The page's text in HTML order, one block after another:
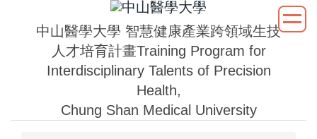
中山醫學大學 智慧健康產業跨領域生技
人才培育計畫Training Program for
Interdisciplinary Talents of Precision
Health,
Chung Shan Medical University